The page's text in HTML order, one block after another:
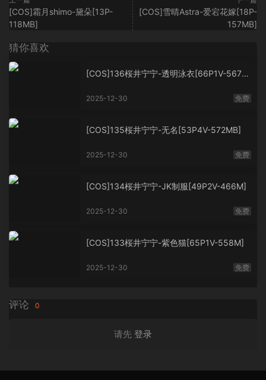
[COS]霜月shimo-黛朵[13P-
118MB]
[COS]雪晴Astra-爱宕花嫁[18P-
157MB]
猜你喜欢
[COS]136桜井宁宁-透明泳衣[66P1V-567M
2025-12-30 免费
[COS]135桜井宁宁-无名[53P4V-572MB]
2025-12-30 免费
[COS]134桜井宁宁-JK制服[49P2V-466M]
2025-12-30 免费
[COS]133桜井宁宁-紫色猫[65P1V-558M]
2025-12-30 免费
评论 0
请先 登录